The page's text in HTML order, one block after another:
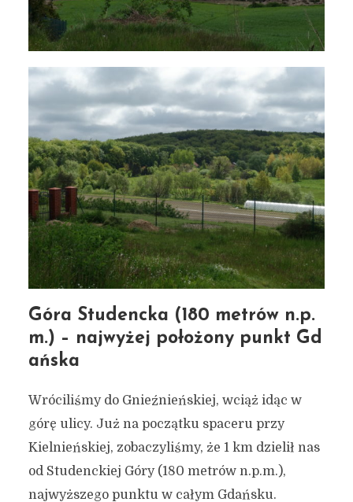
Góra Studencka (180 metrów n.p.
m.) – najwyżej położony punkt Gd
ańska
Wróciliśmy do Gnieźnieńskiej, wciąż idąc w
górę ulicy. Już na początku spaceru przy
Kielnieńskiej, zobaczyliśmy, że 1 km dzielił nas
od Studenckiej Góry (180 metrów n.p.m.),
najwyższego punktu w całym Gdańsku.